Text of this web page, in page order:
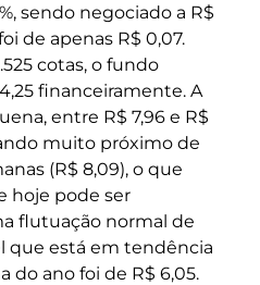
sendo negociado a R$
de apenas R$ 0,07.
cotas, o fundo
financeiramente. A
entre R$ 7,96 e R$
muito próximo de
(R$ 8,09), o que
hoje pode ser
flutuação normal de
que está em tendência
do ano foi de R$ 6,05.